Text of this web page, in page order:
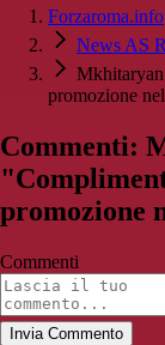
Forzaroma.info
News AS
promozione
Commenti:
promozione
Commenti
Invia Commento